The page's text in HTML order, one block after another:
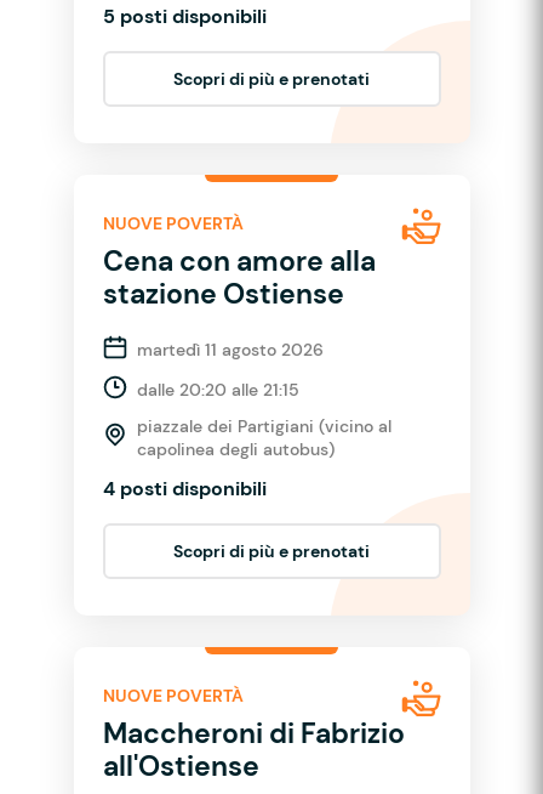
5 posti disponibili
Scopri di più e prenotati
NUOVE POVERTÀ
Cena con amore alla
stazione Ostiense
martedì 11 agosto 2026
dalle 20:20 alle 21:15
piazzale dei Partigiani (vicino al
capolinea degli autobus)
4 posti disponibili
Scopri di più e prenotati
NUOVE POVERTÀ
Maccheroni di Fabrizio
all'Ostiense